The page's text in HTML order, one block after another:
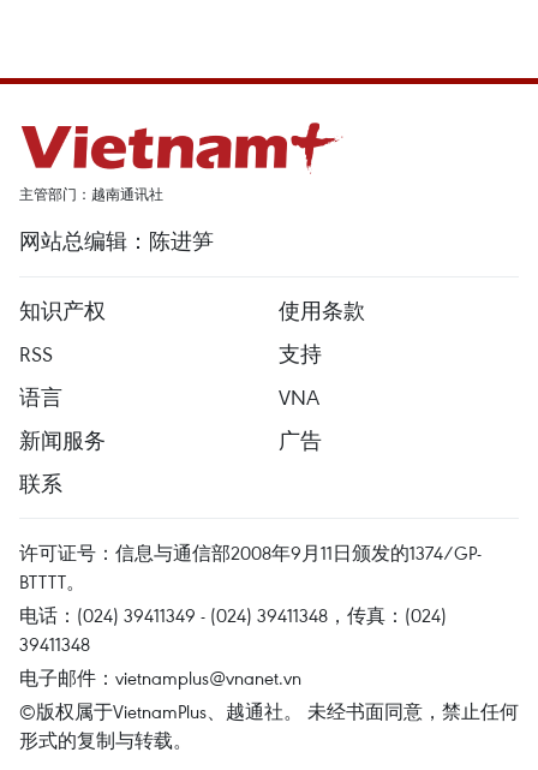
主管部门：越南通讯社
网站总编辑：陈进笋
知识产权
使用条款
RSS
支持
语言
VNA
新闻服务
广告
联系
许可证号：信息与通信部2008年9月11日颁发的1374/GP-
BTTTT。
电话：(024) 39411349 - (024) 39411348，传真：(024)
39411348
电子邮件： vietnamplus@vnanet.vn
©版权属于VietnamPlus、越通社。 未经书面同意，禁止任何
形式的复制与转载。